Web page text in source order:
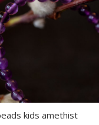
kids amethist